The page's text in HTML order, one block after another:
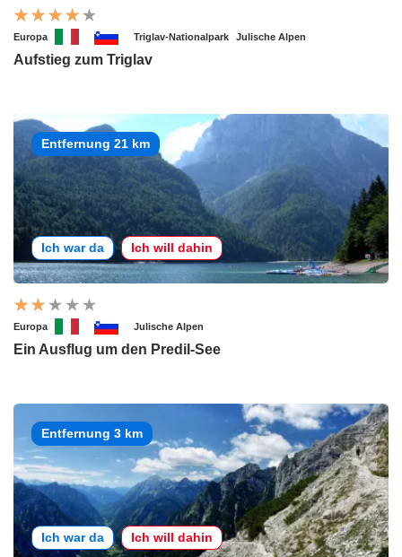
Europa Triglav-Nationalpark Julische Alpen
Aufstieg zum Triglav
Entfernung 21 km
Ich war da Ich will dahin
Europa Julische Alpen
Ein Ausflug um den Predil-See
Entfernung 3 km
Ich war da Ich will dahin